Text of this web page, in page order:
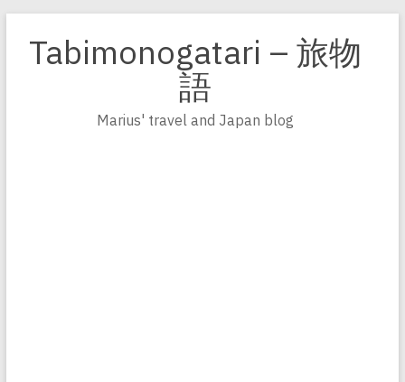
Inhalt
springen
Tabimonogatari – 旅物
語
Marius' travel and Japan blog